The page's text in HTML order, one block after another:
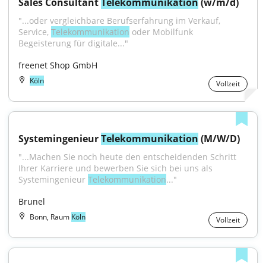
"...oder vergleichbare Berufserfahrung im Verkauf,
Service, Telekommunikation oder Mobilfunk
Begeisterung für digitale..."
freenet Shop GmbH
Köln Vollzeit
Systemingenieur Telekommunikation (M/W/D)
"...Machen Sie noch heute den entscheidenden Schritt
Ihrer Karriere und bewerben Sie sich bei uns als
Systemingenieur Telekommunikation..."
Brunel
Bonn, Raum Köln Vollzeit